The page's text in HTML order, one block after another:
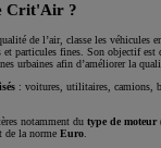
Crit'Air ?
de l’air, classe les véhicules
et particules fines. Son objectif
urbaines afin d’améliorer la
: voitures, utilitaires, camions,
notamment du type de moteur
de la norme Euro